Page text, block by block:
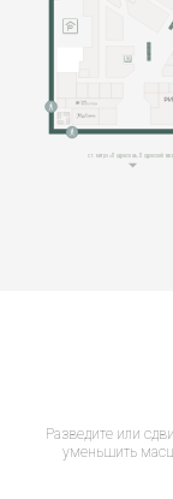
Разведите или
уменьшить